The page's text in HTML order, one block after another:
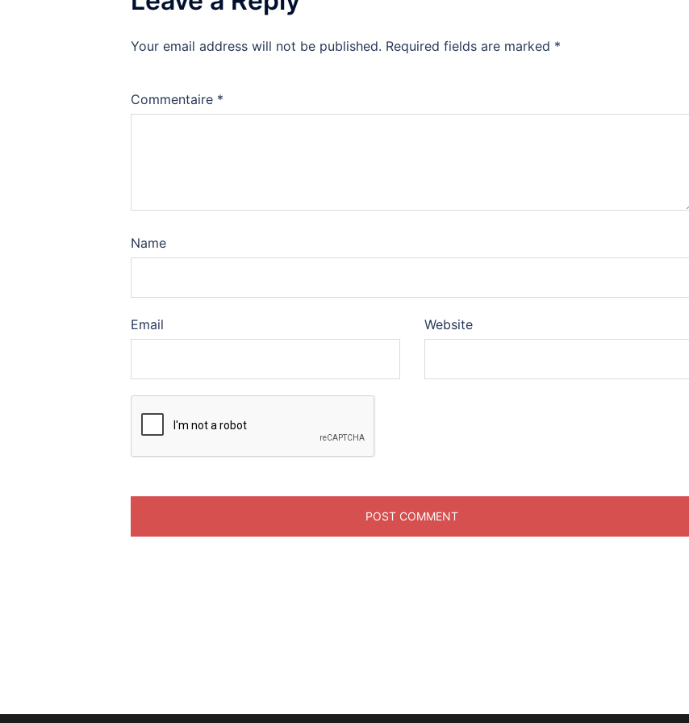
Your email address will not be published. Required fields are marked *
Commentaire *
Name
Email Website